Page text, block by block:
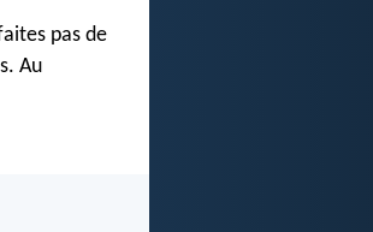
pas de
Au